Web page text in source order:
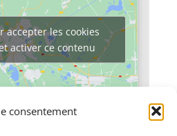
consentement
accepter les cookies
activer ce contenu